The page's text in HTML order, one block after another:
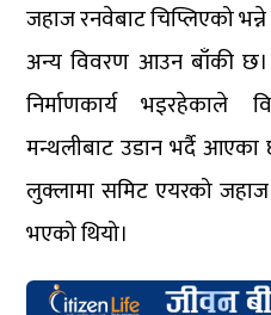
जहाज रनवेबाट चिप्लिएको
अन्य विवरण आउन बाँकी छ।
निर्माणकार्य भइरहेकाले
मन्थलीबाट उडान भर्दै
लुक्लामा समिट एयरको जहाज
भएको थियो।